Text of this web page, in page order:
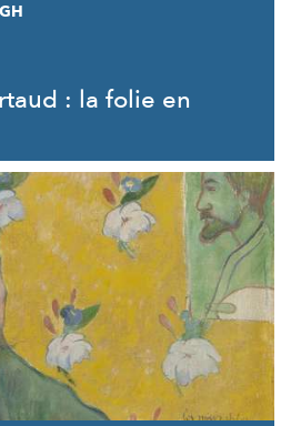
: la folie en